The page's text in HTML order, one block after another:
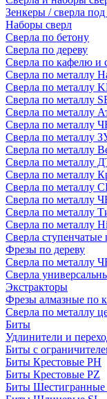
Зенкеры / сверла
Наборы сверл
Сверла по бетону
Сверла по дереву
Сверла по кафелю и
Сверла по металлу
Сверла по металлу
Сверла по металлу
Сверла по металлу
Сверла по металлу
Сверла по металлу
Сверла по металлу
Сверла по металлу
Сверла по металлу
Сверла по
Сверла по
Сверла по металлу
Сверла по металлу
Сверла ступенчатые
Фрезы по дереву
Сверла по металлу
Сверла
Экстракторы
Фрезы алмазные по
Сверла по металлу
Биты
Удлинители и
Биты с
Биты Крестовые PH
Биты Крестовые PZ
Биты Шестигранные